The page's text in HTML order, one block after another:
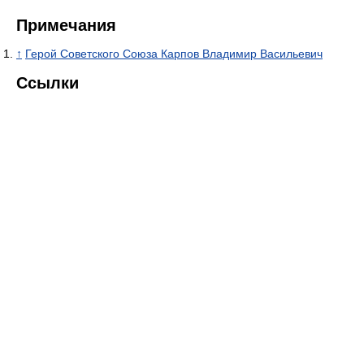
Примечания
↑ Герой Советского Союза Карпов Владимир Васильевич
Ссылки